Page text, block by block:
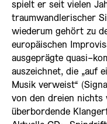
spielt er seit vielen
traumwandlerischer
wiederum gehört zu
europäischen
ausgeprägte quasi-
auszeichnet, die „auf
Musik verweist“
von den dreien nichts
überbordende